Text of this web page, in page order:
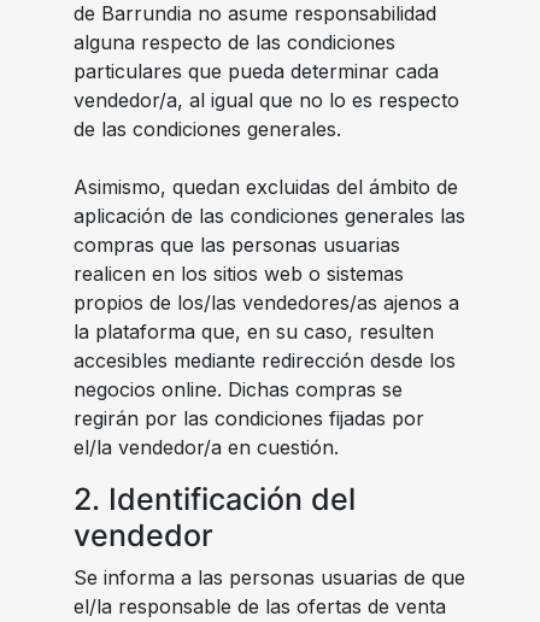
de Barrundia no asume responsabilidad
alguna respecto de las condiciones
particulares que pueda determinar cada
vendedor/a, al igual que no lo es respecto
de las condiciones generales.
Asimismo, quedan excluidas del ámbito de
aplicación de las condiciones generales las
compras que las personas usuarias
realicen en los sitios web o sistemas
propios de los/las vendedores/as ajenos a
la plataforma que, en su caso, resulten
accesibles mediante redirección desde los
negocios online. Dichas compras se
regirán por las condiciones fijadas por
el/la vendedor/a en cuestión.
2. Identificación del
vendedor
Se informa a las personas usuarias de que
el/la responsable de las ofertas de venta